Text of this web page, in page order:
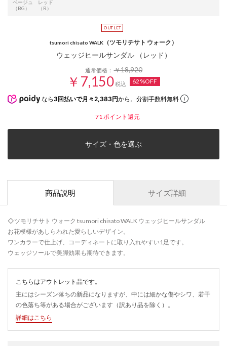
ベージュ
（BG）
レッド
（R）
tsumori chisato WALK （ツモリチサト ウォーク）
ウェッジヒールサンダル （レッド）
通常価格：￥18,920
￥7,150税込 62%OFF
なら 3回払いで月々2,383円から。分割手数料無料
71 ポイント還元
サイズ・色を選ぶ
商品説明 サイズ詳細
◇ツモリチサト ウォーク tsumori chisato WALK ウェッジヒールサンダル
お花模様があしらわれた愛らしいデザイン。
ワンカラーで仕上げ、コーディネートに取り入れやすい1足です。
ウェッジソールで美脚効果も期待できます。
こちらはアウトレット品です。
主にはシーズン落ちの新品になりますが、中には細かな傷やシワ、若干
の色落ち等がある場合がございます（訳あり品を除く）。
詳細はこちら